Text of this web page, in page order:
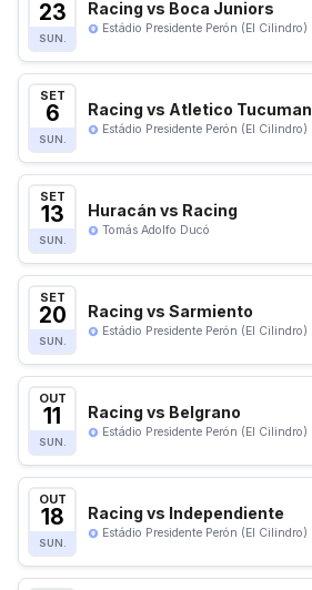
23
SUN.
Racing vs Boca Juniors
Estádio Presidente Perón (El Cilindro)
SET
6
SUN.
Racing vs Atletico Tucuman
Estádio Presidente Perón (El Cilindro)
SET
13
SUN.
Huracán vs Racing
Tomás Adolfo Ducó
SET
20
SUN.
Racing vs Sarmiento
Estádio Presidente Perón (El Cilindro)
OUT
11
SUN.
Racing vs Belgrano
Estádio Presidente Perón (El Cilindro)
OUT
18
SUN.
Racing vs Independiente
Estádio Presidente Perón (El Cilindro)